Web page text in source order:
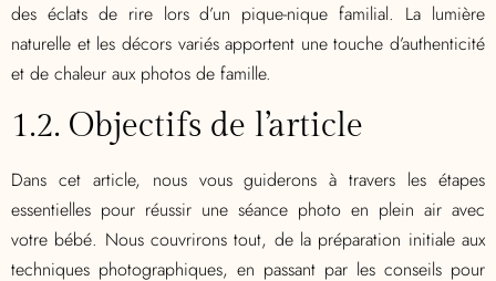
des éclats de rire lors d’un pique-nique familial. La lumière
naturelle et les décors variés apportent une touche d’authenticité
et de chaleur aux photos de famille.
1.2. Objectifs de l’article
Dans cet article, nous vous guiderons à travers les étapes
essentielles pour réussir une séance photo en plein air avec
votre bébé. Nous couvrirons tout, de la préparation initiale aux
techniques photographiques, en passant par les conseils pour